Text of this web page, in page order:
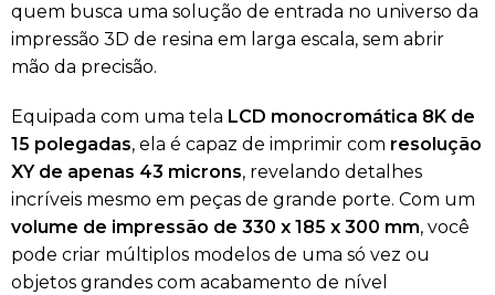
quem busca uma solução de entrada no universo da
impressão 3D de resina em larga escala, sem abrir
mão da precisão.
Equipada com uma tela LCD monocromática 8K de
15 polegadas, ela é capaz de imprimir com resolução
XY de apenas 43 microns, revelando detalhes
incríveis mesmo em peças de grande porte. Com um
volume de impressão de 330 x 185 x 300 mm, você
pode criar múltiplos modelos de uma só vez ou
objetos grandes com acabamento de nível